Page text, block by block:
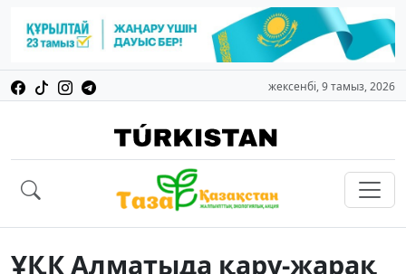
жексенбі, 9 тамыз, 2026
ҰҚК Алматыда қару-жарақ